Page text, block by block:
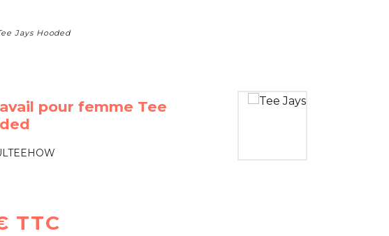
Jays Hooded
pour femme Tee
TTC